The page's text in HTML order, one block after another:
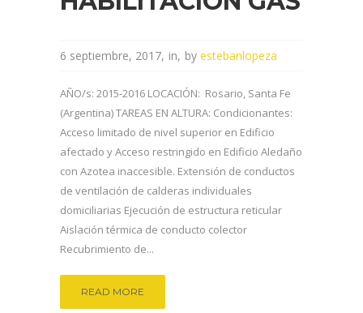
6 septiembre, 2017 in by estebanlopeza
AÑO/s: 2015-2016 LOCACIÓN: Rosario, Santa Fe
(Argentina) TAREAS EN ALTURA: Condicionantes:
Acceso limitado de nivel superior en Edificio
afectado y Acceso restringido en Edificio Aledaño
con Azotea inaccesible. Extensión de conductos
de ventilación de calderas individuales
domiciliarias Ejecución de estructura reticular
Aislación térmica de conducto colector
Recubrimiento de...
READ MORE